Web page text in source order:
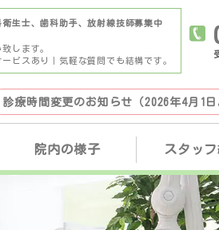
生士、歯科助手、放射線技師募集中
します。
ビスあり｜気軽な質問でも結構です。
診療時間変更のお知らせ（2026年4月1日
院内の様子 スタッ